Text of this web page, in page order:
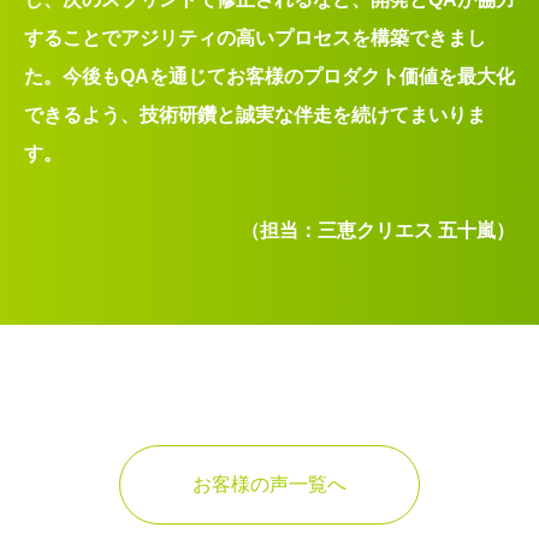
することでアジリティの高いプロセスを構築できまし
た。今後もQAを通じてお客様のプロダクト価値を最大化
できるよう、技術研鑽と誠実な伴走を続けてまいりま
す。
（担当：三恵クリエス 五十嵐）
お客様の声一覧へ